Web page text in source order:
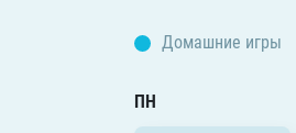
Домашние игры
ПН